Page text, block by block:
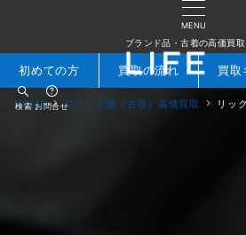
MENU
ブランド品・古着の高価買
検索 お問合せ
初めての方 買取の流れ 買取
HOME ブランド服（古着）高価買取 リック